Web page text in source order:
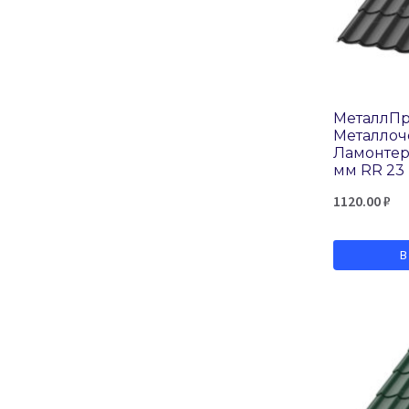
мм RR 23
1120.00₽